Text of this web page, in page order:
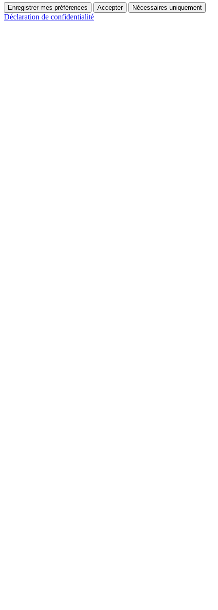
Enregistrer mes préférences Accepter Nécessaires uniquement
Déclaration de confidentialité